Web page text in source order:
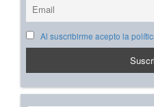
Al suscribirme acepto la